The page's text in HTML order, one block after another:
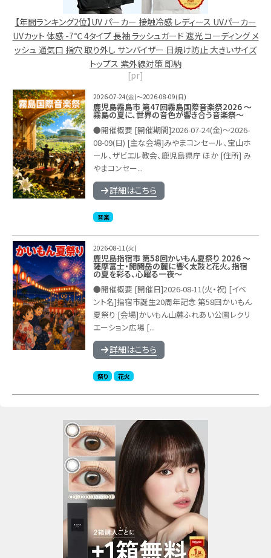
【年間ランキング2位】UV パーカー 接触冷感 レディース UVパーカー
UVカット 体感 -7℃ 4タイプ 長袖 ラッシュガード 遮光 コーディング メ
ッシュ 通気口 指穴 取り外し サンバイザー 日焼け防止 大きいサイズ
トップス 紫外線対策 即納
[pr]
2026-07-24(金)～2026-08-09(日)
鹿児島霧島市 第47回霧島国際音楽祭2026 ～
霧島の夏に、世界の音色が響き合う音楽祭～
●開催概要 [開催期間]2026-07-24(金)～2026-
08-09(日) [主な会場]みやまコンセール、宝山ホ
ール、ザビエル教会、鹿児島県庁 ほか [住所] み
やまコンセー...
詳細はこちら
音楽
2026-08-11(火)
鹿児島指宿市 第58回かいもん夏祭り 2026 ～
薩摩富士・開聞岳の麓に響く太鼓と花火。指宿
の夏を彩る、心躍る一夜～
●開催概要 [開催日]2026-08-11(火・祝) [イベ
ント名]指宿市誕生20周年記念 第58回かいもん
夏祭り [会場]かいもん山麓ふれあい公園レクリ
エーション広場 [...
詳細はこちら
祭り 花火